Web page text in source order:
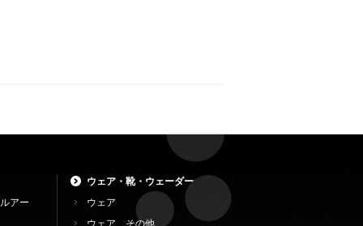
アー
ウェア・靴・ウェーダー
ウェア
ウェア その他